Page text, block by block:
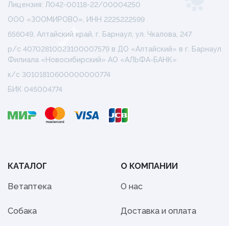
Лицензия: Л042-00118-22/00004250
ООО «ЗООМИРОВО», ИНН 2225222599
656049, Алтайский край, г. Барнаул, ул. Чкалова, 247
р/с 40702810023100007579 в ДО «Алтайский» в г. Барнаул
Филиала «Новосибирский» АО «АЛЬФА-БАНК»
к/с 30101810600000000774
БИК 045004774
КАТАЛОГ
Ветаптека
Собака
О КОМПАНИИ
О нас
Доставка и оплата